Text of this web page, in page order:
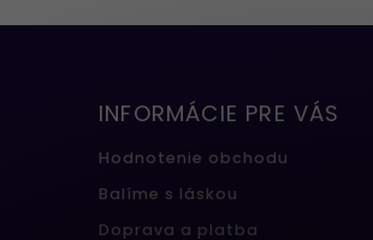
INFORMÁCIE PRE VÁS
Hodnotenie obchodu
Balíme s láskou
Doprava a platba